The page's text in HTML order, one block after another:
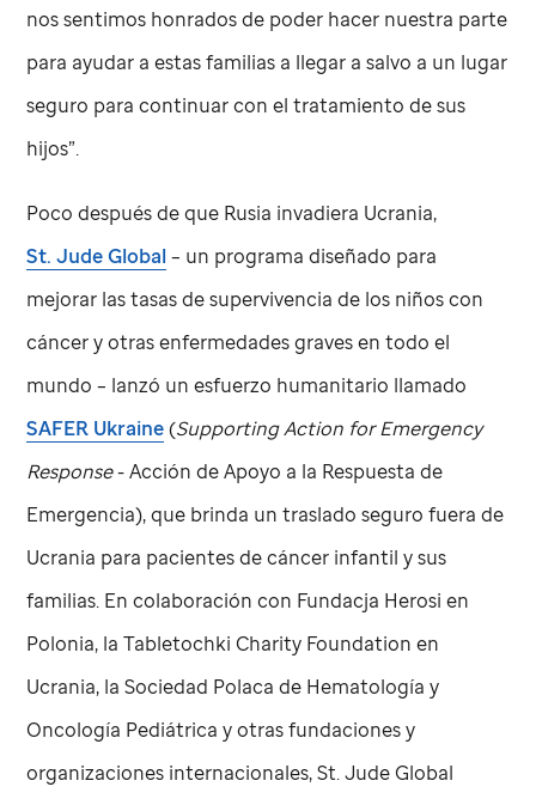
nos sentimos honrados de poder hacer nuestra parte
para ayudar a estas familias a llegar a salvo a un lugar
seguro para continuar con el tratamiento de sus
hijos”.
Poco después de que Rusia invadiera Ucrania,
St. JudeGlobal– un programa diseñado para
mejorar las tasas de supervivencia de los niños con
cáncer y otras enfermedades graves en todo el
mundo – lanzó un esfuerzo humanitario llamado
SAFER Ukraine(Supporting Action for Emergency
Response- Acción de Apoyo a la Respuesta de
Emergencia), que brinda un traslado seguro fuera de
Ucrania para pacientes de cáncer infantil y sus
familias. En colaboración con Fundacja Herosi en
Polonia, la Tabletochki Charity Foundation en
Ucrania, la Sociedad Polaca de Hematología y
Oncología Pediátrica y otras fundaciones y
organizaciones internacionales,St. Jude Global